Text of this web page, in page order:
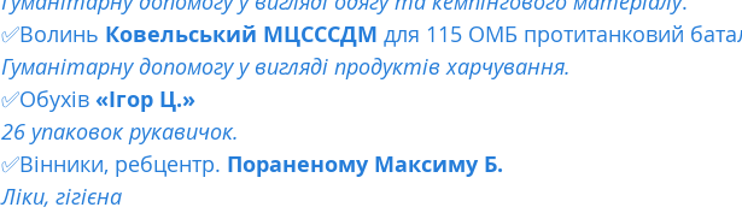
✅Волинь Ковельський МЦСССДМ для 115 ОМБ протитанковий
Гуманітарну допомогу у вигляді продуктів харчування.
✅Обухів «Ігор Ц.»
26 упаковок рукавичок.
✅Вінники, ребцентр. Пораненому Максиму Б.
Ліки, гігієна